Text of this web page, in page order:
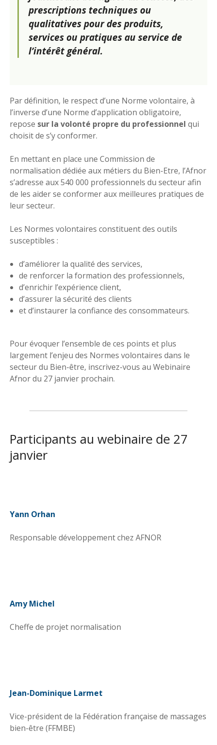
prescriptions techniques ou
qualitatives pour des produits,
services ou pratiques au service de
l’intérêt général.
Par définition, le respect d’une Norme volontaire, à
l’inverse d’une Norme d’application obligatoire,
repose sur la volonté propre du professionnel qui
choisit de s’y conformer.
En mettant en place une Commission de
normalisation dédiée aux métiers du Bien-Etre, l’Afnor
s’adresse aux 540 000 professionnels du secteur afin
de les aider se conformer aux meilleures pratiques de
leur secteur.
Les Normes volontaires constituent des outils
susceptibles :
d’améliorer la qualité des services,
de renforcer la formation des professionnels,
d’enrichir l’expérience client,
d’assurer la sécurité des clients
et d’instaurer la confiance des consommateurs.
Pour évoquer l’ensemble de ces points et plus
largement l’enjeu des Normes volontaires dans le
secteur du Bien-être, inscrivez-vous au Webinaire
Afnor du 27 janvier prochain.
Participants au webinaire de 27
janvier
Yann Orhan
Responsable développement chez AFNOR
Amy Michel
Cheffe de projet normalisation
Jean-Dominique Larmet
Vice-président de la Fédération française de massages
bien-être (FFMBE)